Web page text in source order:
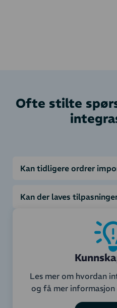
Ofte stilte
Kan tidligere ordrer
Kan der laves
Les mer om hvordan
og få mer